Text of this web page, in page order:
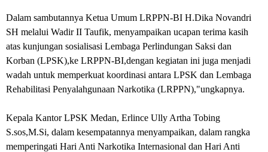
Dalam sambutannya Ketua Umum LRPPN-BI H.Dika Novandri
SH melalui Wadir II Taufik, menyampaikan ucapan terima kasih
atas kunjungan sosialisasi Lembaga Perlindungan Saksi dan
Korban (LPSK),ke LRPPN-BI,dengan kegiatan ini juga menjadi
wadah untuk memperkuat koordinasi antara LPSK dan Lembaga
Rehabilitasi Penyalahgunaan Narkotika (LRPPN),"ungkapnya.
Kepala Kantor LPSK Medan, Erlince Ully Artha Tobing
S.sos,M.Si, dalam kesempatannya menyampaikan, dalam rangka
memperingati Hari Anti Narkotika Internasional dan Hari Anti